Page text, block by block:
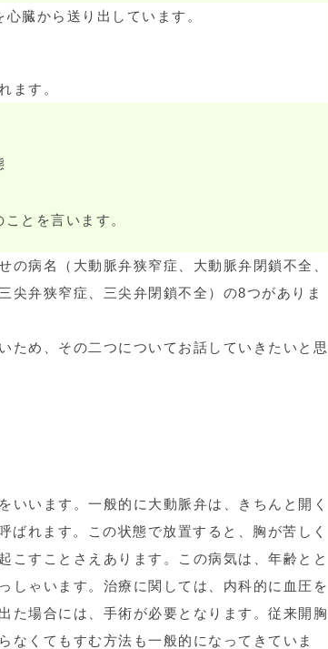
臓から送り出しています。
ます。
とを言います。
病名（大動脈弁狭窄症、大動脈弁閉鎖不全、
尖弁狭窄症、三尖弁閉鎖不全）の8つがありま
ため、その二つについてお話していきたいと思
いいます。一般的に大動脈弁は、きちんと開く
ばれます。この状態で放置すると、胸が苦しく
こすことさえあります。この病気は、年齢とと
しゃいます。治療に関しては、内科的に血圧を
た場合には、手術が必要となります。従来開胸
なくてもすむ方法も一般的になってきていま